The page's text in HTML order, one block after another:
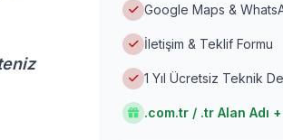
Google Maps &
İletişim & Teklif Formu
1 Yıl Ücretsiz Teknik
.com.tr / .tr Alan Adı